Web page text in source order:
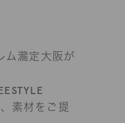
ム瀧定大阪が
素材をご提